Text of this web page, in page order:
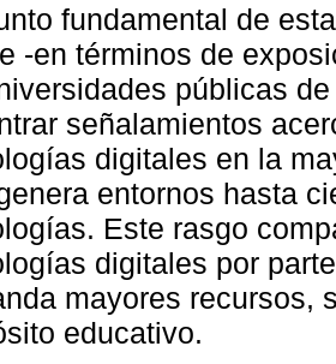
fundamental de
-en términos de
públicas
señalamientos
digitales en la
entornos hasta
Este rasgo
digitales por
mayores recursos,
educativo.